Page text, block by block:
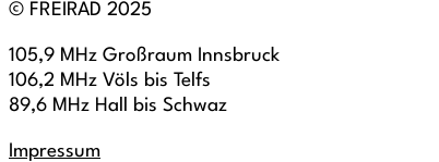
© FREIRAD 2025
105,9 MHz Großraum Innsbruck
106,2 MHz Völs bis Telfs
89,6 MHz Hall bis Schwaz
Impressum